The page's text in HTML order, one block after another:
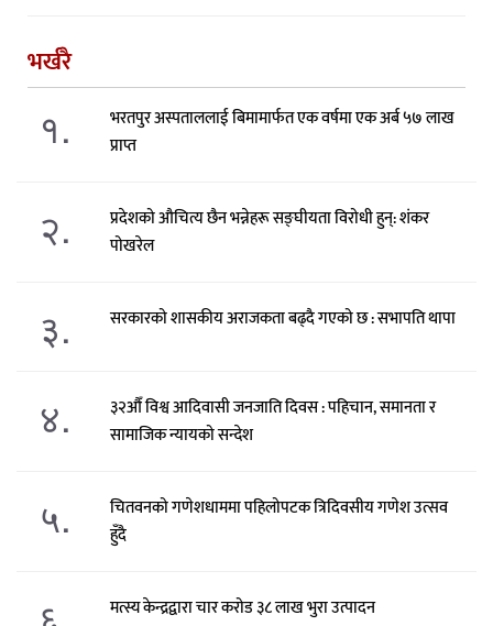
भर्खरै
१.
भरतपुर अस्पताललाई बिमामार्फत एक वर्षमा एक अर्ब ५७ लाख
प्राप्त
२.
प्रदेशको औचित्य छैन भन्नेहरू सङ्घीयता विरोधी हुन्: शंकर
पोखरेल
३. सरकारको शासकीय अराजकता बढ्दै गएको छ : सभापति थापा
४.
३२औँ विश्व आदिवासी जनजाति दिवस : पहिचान, समानता र
सामाजिक न्यायको सन्देश
५.
चितवनको गणेशधाममा पहिलोपटक त्रिदिवसीय गणेश उत्सव
हुँदै
मत्स्य केन्द्रद्वारा चार करोड ३८ लाख भुरा उत्पादन